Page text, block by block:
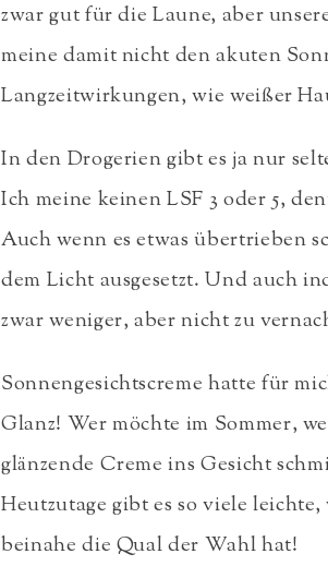
zwar gut für die Laune, aber
meine damit nicht den akuten
Langzeitwirkungen, wie weißer
In den Drogerien gibt es ja nur
Ich meine keinen LSF 3 oder 5,
Auch wenn es etwas übertrieben
dem Licht ausgesetzt. Und auch
zwar weniger, aber nicht zu
Sonnengesichtscreme hatte für
Glanz! Wer möchte im Sommer,
glänzende Creme ins Gesicht
Heutzutage gibt es so viele
beinahe die Qual der Wahl hat!